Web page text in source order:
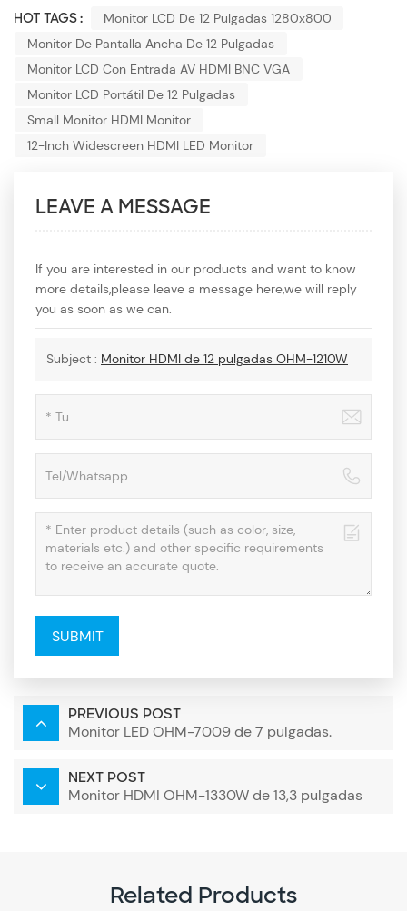
HOT TAGS :
Monitor LCD De 12 Pulgadas 1280x800
Monitor De Pantalla Ancha De 12 Pulgadas
Monitor LCD Con Entrada AV HDMI BNC VGA
Monitor LCD Portátil De 12 Pulgadas
Small Monitor HDMI Monitor
12-Inch Widescreen HDMI LED Monitor
LEAVE A MESSAGE
If you are interested in our products and want to know
more details,please leave a message here,we will reply
you as soon as we can.
Subject : Monitor HDMI de 12 pulgadas OHM-1210W
SUBMIT
PREVIOUS POST
Monitor LED OHM-7009 de 7 pulgadas.
NEXT POST
Monitor HDMI OHM-1330W de 13,3 pulgadas
Related Products